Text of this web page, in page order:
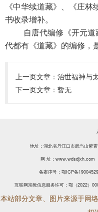
《中华续道藏》、《庄
书收录增补。
自唐代编修《开元
代都有《道藏》的编修，
上一页文章： 治世福神与
下一页文章：暂无
地址：湖北省丹江口市武当山紫
网 址：
备案序号： 鄂ICP备
互联网宗教信息服务许可：鄂（2022）
本站部分文章、图片来源于网